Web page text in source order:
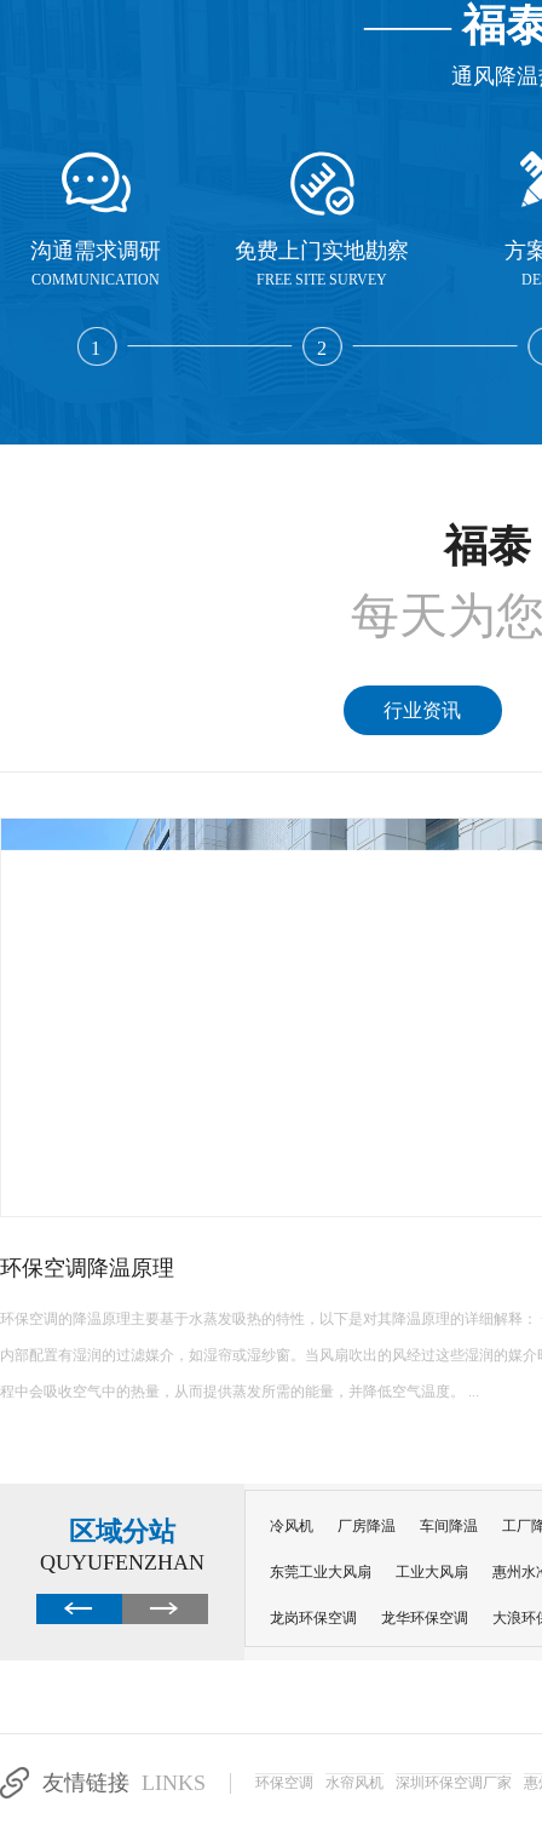
——福
通风降
沟通需求调研
COMMUNICATION
1
免费上门实地勘察
FREE SITE SURVEY
2
方
福泰
每天为
行业资讯
环保空调降温原理
环保空调的降温原理主要基于水蒸发吸热的特性，以下是对其降温原理的详细解释： 一、核心原理 环保空调
内部配置有湿润的过滤媒介，如湿帘或湿纱窗。当风扇吹出的风经过这些湿润的媒
程中会吸收空气中的热量，从而提供蒸发所需的能量，并降低空气温度。 ...
区域分站
QUYUFENZHAN
冷风机 厂房降温 车间降温 工厂
东莞工业大风扇 工业大风扇 惠州水
龙岗环保空调 龙华环保空调 大浪环
友情链接 LINKS 环保空调 水帘风机 深圳环保空调厂家 惠